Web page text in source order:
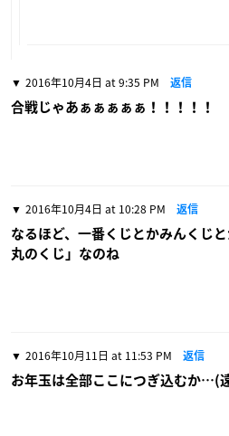
2016年10月4日 at 9:35 PM 返信
合戦じゃあぁぁぁぁぁ！！！！！
2016年10月4日 at 10:28 PM 返信
なるほど、一番くじとかみんくじ
丸のくじ」なのね
2016年10月11日 at 11:53 PM 返信
お年玉は全部ここにつぎ込むか…(